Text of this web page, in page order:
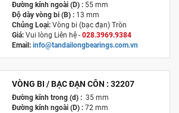
Đường kính ngoài (D) :55 mm
Độ dày vòng bi (B) :13 mm
Chủng Loại: Vòng bi (bạc đạn) Tròn
Giá:Vui lòng Liên hệ - 028.3969.9384
Email: info@tandailongbearings.com.vn
VÒNG BI / BẠC ĐẠN CÔN : 32207
Đường kính trong (d) :35 mm
Đường kính ngoài (D) :72 mm